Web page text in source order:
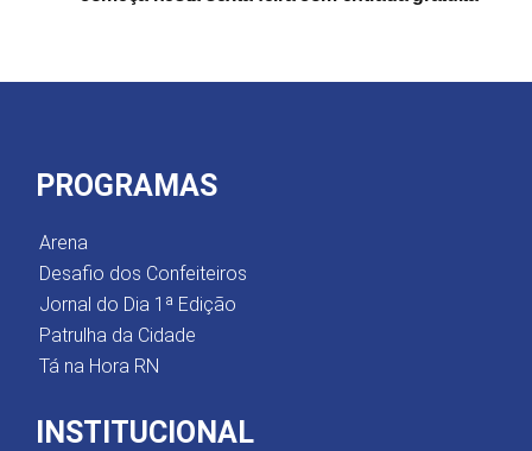
PROGRAMAS
Arena
Desafio dos Confeiteiros
Jornal do Dia 1ª Edição
Patrulha da Cidade
Tá na Hora RN
INSTITUCIONAL